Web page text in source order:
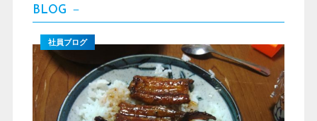
BLOG －
社員ブログ